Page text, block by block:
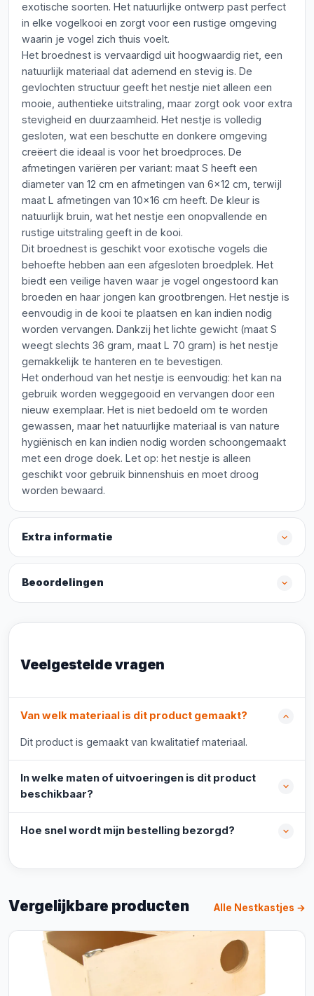
exotische soorten. Het natuurlijke ontwerp past perfect
in elke vogelkooi en zorgt voor een rustige omgeving
waarin je vogel zich thuis voelt.
Het broednest is vervaardigd uit hoogwaardig riet, een
natuurlijk materiaal dat ademend en stevig is. De
gevlochten structuur geeft het nestje niet alleen een
mooie, authentieke uitstraling, maar zorgt ook voor extra
stevigheid en duurzaamheid. Het nestje is volledig
gesloten, wat een beschutte en donkere omgeving
creëert die ideaal is voor het broedproces. De
afmetingen variëren per variant: maat S heeft een
diameter van 12 cm en afmetingen van 6x12 cm, terwijl
maat L afmetingen van 10x16 cm heeft. De kleur is
natuurlijk bruin, wat het nestje een onopvallende en
rustige uitstraling geeft in de kooi.
Dit broednest is geschikt voor exotische vogels die
behoefte hebben aan een afgesloten broedplek. Het
biedt een veilige haven waar je vogel ongestoord kan
broeden en haar jongen kan grootbrengen. Het nestje is
eenvoudig in de kooi te plaatsen en kan indien nodig
worden vervangen. Dankzij het lichte gewicht (maat S
weegt slechts 36 gram, maat L 70 gram) is het nestje
gemakkelijk te hanteren en te bevestigen.
Het onderhoud van het nestje is eenvoudig: het kan na
gebruik worden weggegooid en vervangen door een
nieuw exemplaar. Het is niet bedoeld om te worden
gewassen, maar het natuurlijke materiaal is van nature
hygiënisch en kan indien nodig worden schoongemaakt
met een droge doek. Let op: het nestje is alleen
geschikt voor gebruik binnenshuis en moet droog
worden bewaard.
Extra informatie
Beoordelingen
Veelgestelde vragen
Van welk materiaal is dit product gemaakt?
Dit product is gemaakt van kwalitatief materiaal.
In welke maten of uitvoeringen is dit product
beschikbaar?
Hoe snel wordt mijn bestelling bezorgd?
Vergelijkbare producten Alle Nestkastjes →